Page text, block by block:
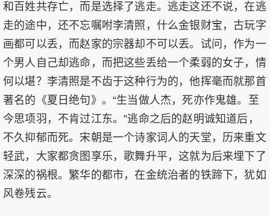
和百姓共存亡，而是选择了逃走。逃走这还不说，在逃
走的途中，还不忘嘱咐李清照，什么金银财宝，古玩字
画都可以丢，而赵家的宗器却不可以丢。试问，作为一
个男人自己却逃命，而把这些丢给一个柔弱的女子，情
何以堪？李清照是不齿于这种行为的，他挥毫而就那首
著名的《夏日绝句》。“生当做人杰，死亦作鬼雄。至
今思项羽，不肯过江东。”逃命之后的赵明诚知道后，
不久抑郁而死。宋朝是一个诗家词人的天堂，历来重文
轻武，大家都贪图享乐，歌舞升平，这就为后来埋下了
深深的祸根。繁华的都市，在金统治者的铁蹄下，犹如
风卷残云。